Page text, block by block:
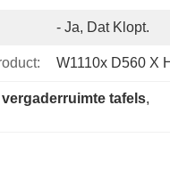
- Ja, Dat Klopt.
W1110x D560 X
tafels,